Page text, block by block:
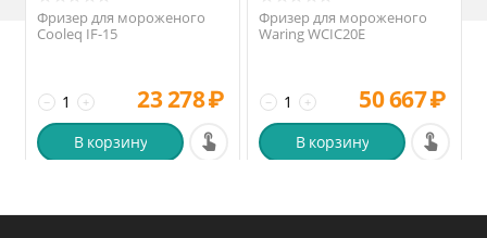
Фризер для мороженого
Cooleq IF-15
+
− 23 278₽
В корзину
Фризер для мороженого
Waring WCIC20E
+
− 50 667₽
В корзину